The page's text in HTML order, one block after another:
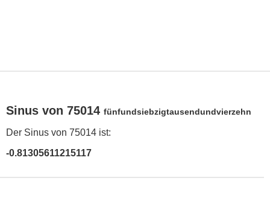
Sinus von 75014 fünfundsiebzigtausendundvierzehn
Der Sinus von 75014 ist:
-0.81305611215117